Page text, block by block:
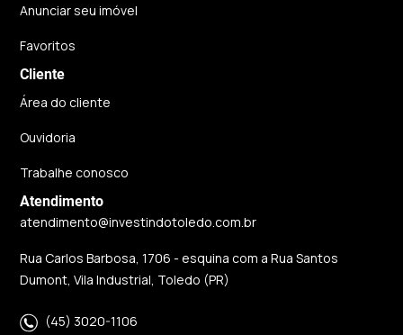
Anunciar seu imóvel
Favoritos
Cliente
Área do cliente
Ouvidoria
Trabalhe conosco
Atendimento
atendimento@investindotoledo.com.br
Rua Carlos Barbosa, 1706 - esquina com a Rua Santos
Dumont, Vila Industrial, Toledo (PR)
(45) 3020-1106